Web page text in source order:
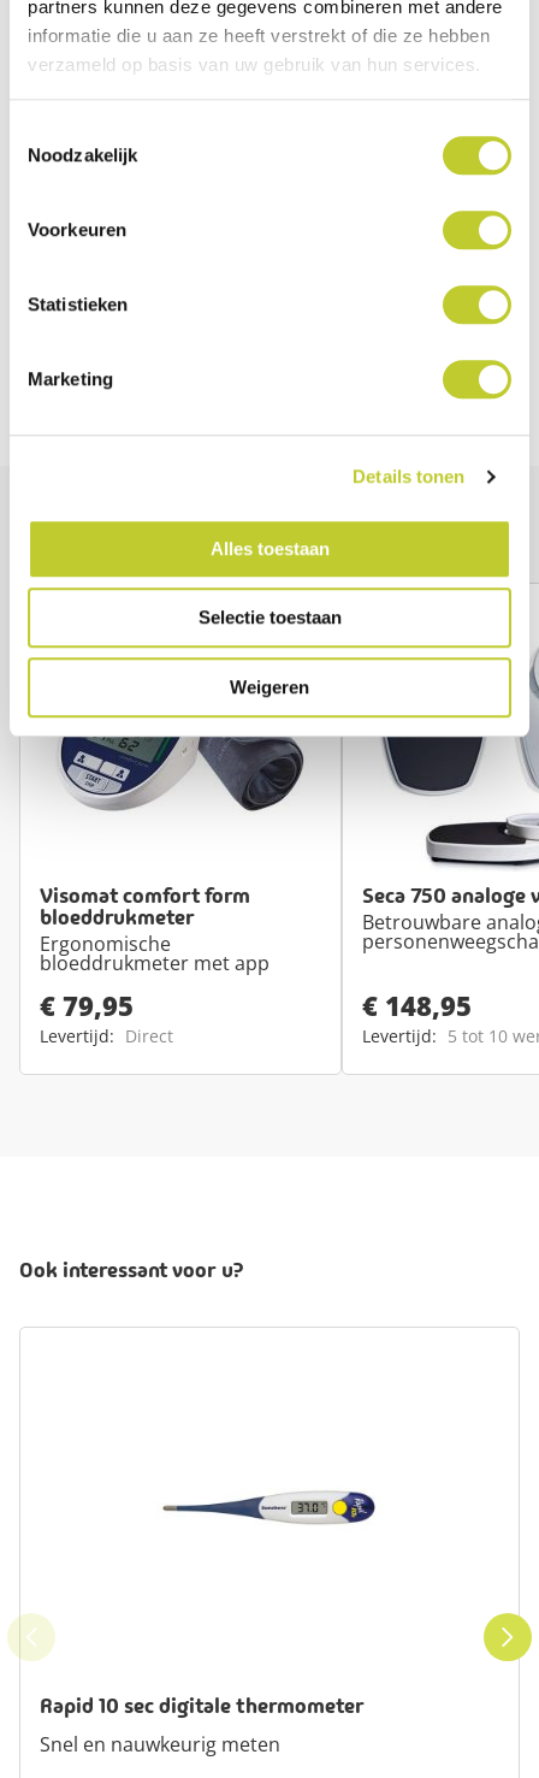
partners kunnen deze gegevens combineren met andere
informatie die u aan ze heeft verstrekt of die ze hebben
verzameld op basis van uw gebruik van hun services.
Noodzakelijk
Voorkeuren
Statistieken
Marketing
Details tonen
Alles toestaan
Selectie toestaan
Weigeren
Kleur Wit
Batterijen
Documenten
THM - gebruikshandleiding -
Anderen bekeken ook
Visomat comfort form
bloeddrukmeter
Ergonomische
bloeddrukmeter met app
€ 79,95
Levertijd: Direct
Seca 750 analoge
Betrouwbare
€ 148,95
Levertijd: 5 tot 10
Ook interessant voor u?
Rapid 10 sec digitale thermometer
Snel en nauwkeurig meten